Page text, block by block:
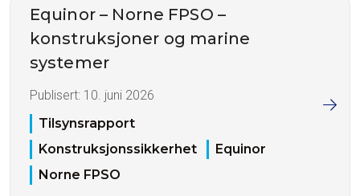
Equinor – Norne FPSO –
konstruksjoner og marine
systemer
Publisert: 10. juni 2026
Tilsynsrapport
Konstruksjonssikkerhet
Equinor
Norne FPSO